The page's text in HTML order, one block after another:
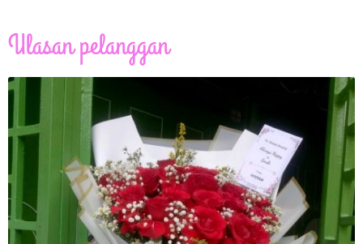
Ulasan pelanggan